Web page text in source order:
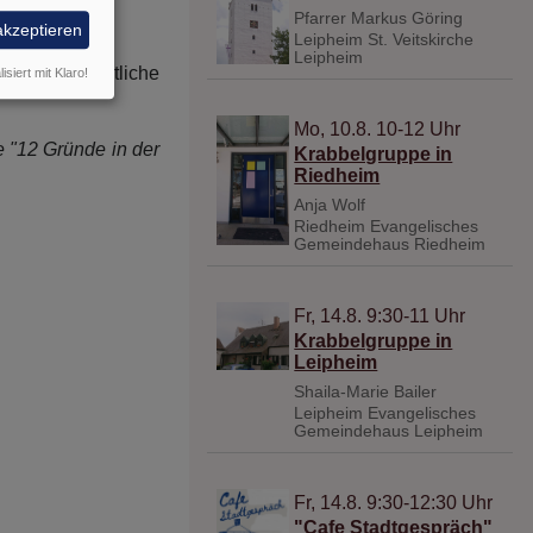
christliche
"12 Gründe in der
Pfarrer Markus Göring
Leipheim St. Veitskirche
Leipheim
Mo, 10.8. 10-12 Uhr
Krabbelgruppe in
Riedheim
Anja Wolf
Riedheim Evangelisches
Gemeindehaus Riedheim
Fr, 14.8. 9:30-11 Uhr
Krabbelgruppe in
Leipheim
Shaila-Marie Bailer
Leipheim Evangelisches
Gemeindehaus Leipheim
Fr, 14.8. 9:30-12:30 Uhr
"Cafe Stadtgespräch"
mit Klaro!